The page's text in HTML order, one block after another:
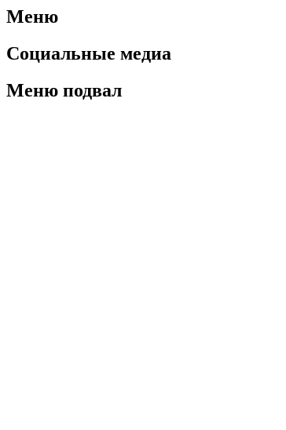
Меню
Социальные медиа
Меню подвал